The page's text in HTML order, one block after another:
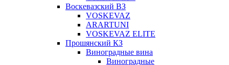
Воскевазский ВЗ
VOSKEVAZ
ARARTUNI
VOSKEVAZ ELITE
Прошянский КЗ
Виноградные вина
Виноградные